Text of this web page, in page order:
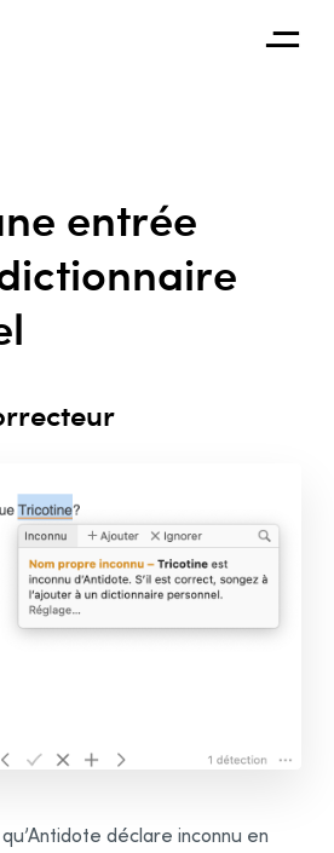
Découvrir
de règles
entrée
qu’Antidote déclare inconnu en